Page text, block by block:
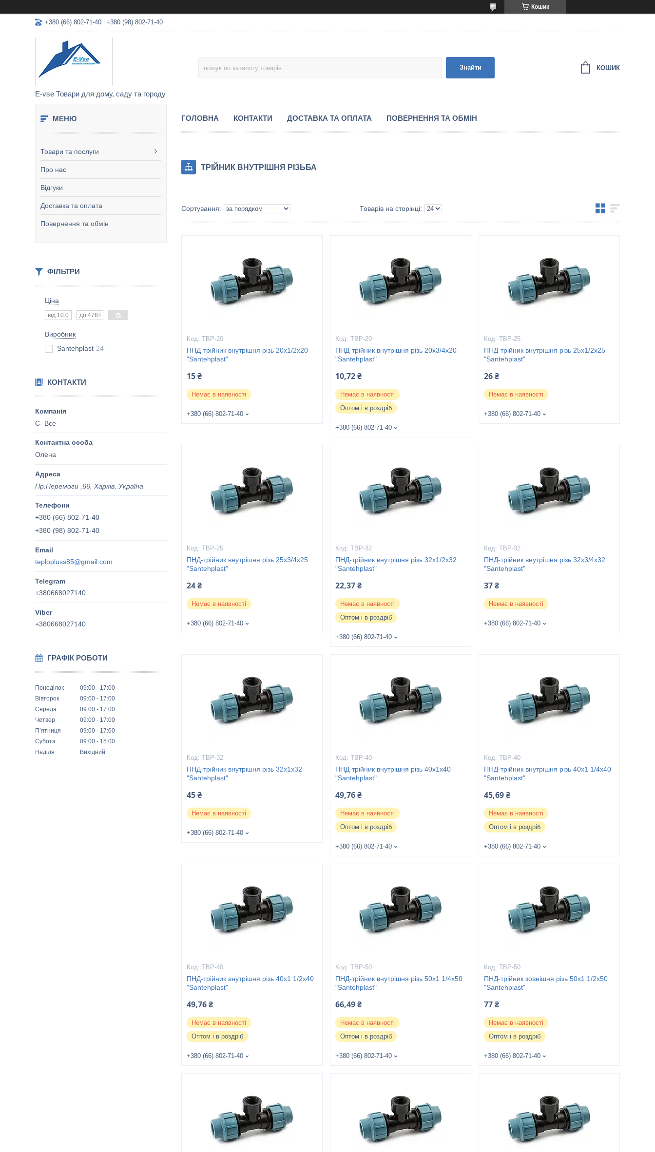
Кошик
+380 (66) 802-71-40 +380 (98) 802-71-40
E-vse Товари для дому, саду та городу
Знайти КОШИК
Товари та послуги
Про нас
Відгуки
Доставка та оплата
Повернення та обмін
ФІЛЬТРИ
Ціна
Виробник
Santehplast 24
КОНТАКТИ
Є- Все
Олена
Пр.Перемоги ,66, Харків, Україна
+380 (66) 802-71-40
+380 (98) 802-71-40
teplopluss85@gmail.com
+380668027140
+380668027140
ГРАФІК РОБОТИ
Понеділок 09:00
17:00
Вівторок
09:00
17:00
Середа
09:00
17:00
Четвер
09:00
17:00
Пʼятниця
09:00
17:00
Субота
09:00
15:00
Неділя
Вихідний
ГОЛОВНА КОНТАКТИ ДОСТАВКА ТА ОПЛАТА ПОВЕРНЕННЯ ТА ОБМІН
ТРІЙНИК ВНУТРІШНЯ РІЗЬБА
ТВР-20
ПНД-трійник внутрішня різь 20х1/2х20
"Santehplast"
15 ₴
Немає в наявності
+380 (66) 802-71-40
ТВР-20
ПНД-трійник внутрішня різь 20х3/4х20
"Santehplast"
10,72 ₴
Немає в наявності
Оптом і в роздріб
+380 (66) 802-71-40
ТВР-25
ПНД-трійник внутрішня різь 25х1/2х25
"Santehplast"
26 ₴
Немає в наявності
+380 (66) 802-71-40
ТВР-25
ПНД-трійник внутрішня різь 25х3/4х25
"Santehplast"
24 ₴
Немає в наявності
+380 (66) 802-71-40
ТВР-32
ПНД-трійник внутрішня різь 32х1/2х32
"Santehplast"
22,37 ₴
Немає в наявності
Оптом і в роздріб
+380 (66) 802-71-40
ТВР-32
ПНД-трійник внутрішня різь 32х3/4х32
"Santehplast"
37 ₴
Немає в наявності
+380 (66) 802-71-40
ТВР-32
ПНД-трійник внутрішня різь 32х1х32
"Santehplast"
45 ₴
Немає в наявності
+380 (66) 802-71-40
ТВР-40
ПНД-трійник внутрішня різь 40х1х40
"Santehplast"
49,76 ₴
Немає в наявності
Оптом і в роздріб
+380 (66) 802-71-40
ТВР-40
ПНД-трійник внутрішня різь 40х1 1/4х40
"Santehplast"
45,69 ₴
Немає в наявності
Оптом і в роздріб
+380 (66) 802-71-40
ТВР-40
ПНД-трійник внутрішня різь 40х1 1/2х40
"Santehplast"
49,76 ₴
Немає в наявності
Оптом і в роздріб
+380 (66) 802-71-40
ТВР-50
ПНД-трійник внутрішня різь 50х1 1/4х50
"Santehplast"
66,49 ₴
Немає в наявності
Оптом і в роздріб
+380 (66) 802-71-40
ТВР-50
ПНД-трійник зовнішня різь 50х1 1/2х50
"Santehplast"
77 ₴
Немає в наявності
Оптом і в роздріб
+380 (66) 802-71-40